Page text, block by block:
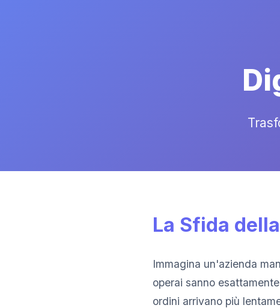
La Sfida
Immagina un'azienda
operai sanno
ordini arrivano più